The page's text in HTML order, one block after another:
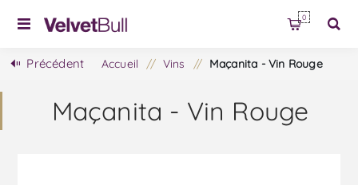
0
Précédent Accueil / Vins / Maçanita - Vin Rouge
Maçanita - Vin Rouge